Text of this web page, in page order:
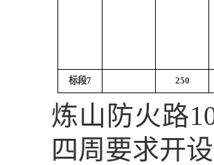
标段7 250
炼山防火路
四周要求开设